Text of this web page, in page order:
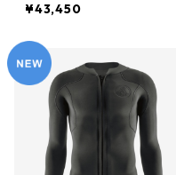
ライト・ロングスリーブ・
トップ＆ロング・ジェー
ン (カラー Black) Patag
onia W's Yulex Regulator
Lite L/S Top＆Long Jane
日本正規品
¥43,450